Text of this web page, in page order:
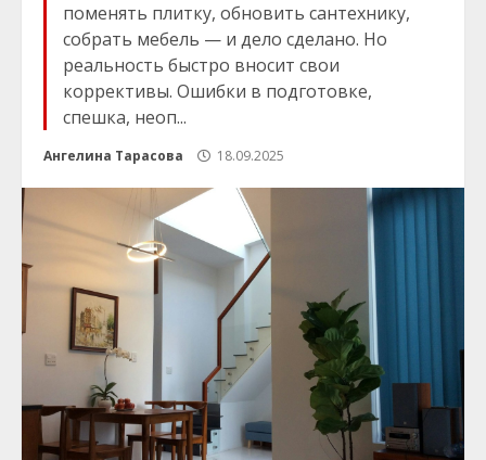
поменять плитку, обновить сантехнику,
собрать мебель — и дело сделано. Но
реальность быстро вносит свои
коррективы. Ошибки в подготовке,
спешка, неоп...
Ангелина Тарасова 18.09.2025